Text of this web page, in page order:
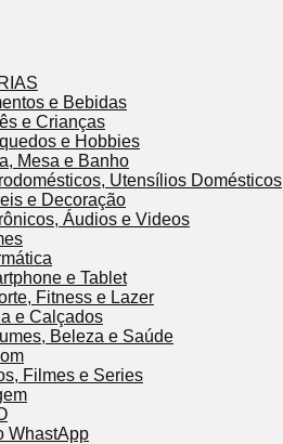
e Bebidas
e Crianças
e Hobbies
Mesa e Banho
Utensílios Domésticos
e Decoração
Áudios e Videos
e Tablet
Fitness e Lazer
e Calçados
Beleza e Saúde
Filmes e Series
WhastApp